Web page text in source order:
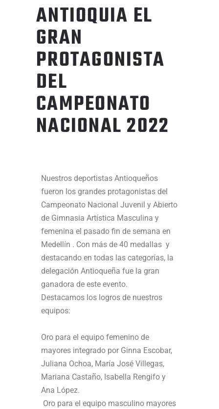
ANTIOQUIA EL
GRAN
PROTAGONISTA
DEL
CAMPEONATO
NACIONAL 2022
Nuestros deportistas Antioqueños
fueron los grandes protagonistas del
Campeonato Nacional Juvenil y Abierto
de Gimnasia Artística Masculina y
femenina el pasado fin de semana en
Medellín . Con más de 40 medallas y
destacando en todas las categorías, la
delegación Antioqueña fue la gran
ganadora de este evento.
Destacamos los logros de nuestros
equipos:
Oro para el equipo femenino de
mayores integrado por Ginna Escobar,
Juliana Ochoa, María José Villegas,
Mariana Castaño, Isabella Rengifo y
Ana López.
Oro para el equipo masculino mayores